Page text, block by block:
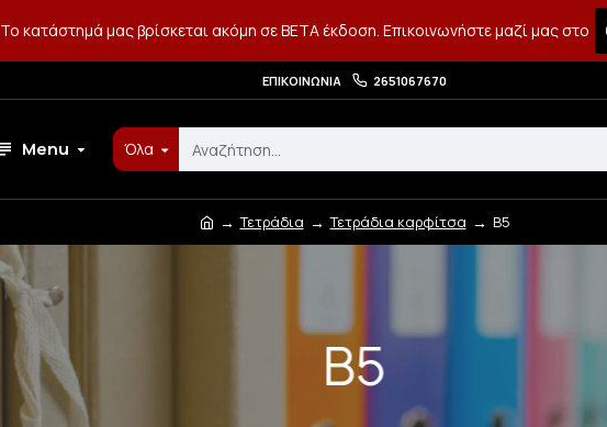
Το κατάστημά μας βρίσκεται ακόμη σε BETA έκδοση. Επικοινωνήστε μαζί μας στο
ΕΠΙΚΟΙΝΩΝΊΑ 2651067670
Menu Όλα
Τετράδια Τετράδια καρφίτσα Β5
Β5